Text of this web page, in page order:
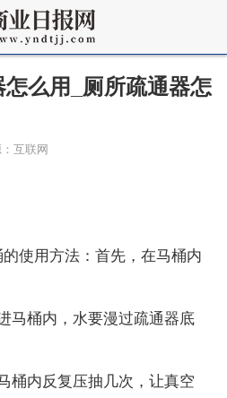
么用_厕所疏通器怎
互联网
使用方法：首先，在马桶内
马桶内，水要漫过疏通器底
桶内反复压抽几次，让真空